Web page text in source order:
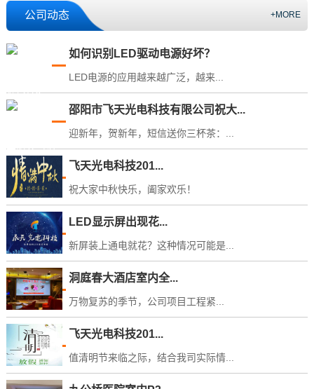
公司动态 +MORE
如何识别LED驱动电源好坏？
LED电源的应用越来越广泛，越来...
邵阳市飞天光电科技有限公司祝大...
迎新年，贺新年，短信送你三杯茶：...
飞天光电科技201...
祝大家中秋快乐，阖家欢乐！
LED显示屏出现花...
新屏装上通电就花？这种情况可能是...
洞庭春大酒店室内全...
万物复苏的季节，公司项目工程紧...
飞天光电科技201...
值清明节来临之际，结合我司实际情...